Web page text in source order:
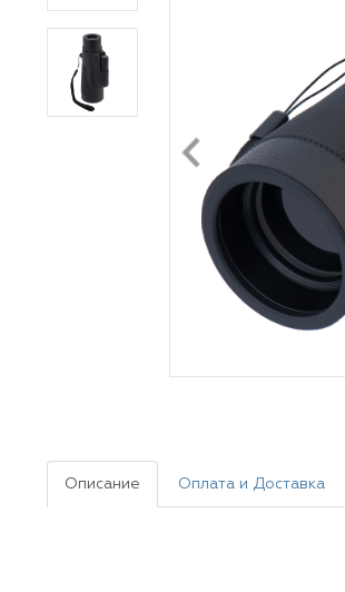
Описание Оплата и Доставка